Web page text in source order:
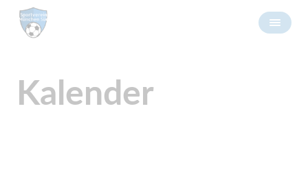
Kalender